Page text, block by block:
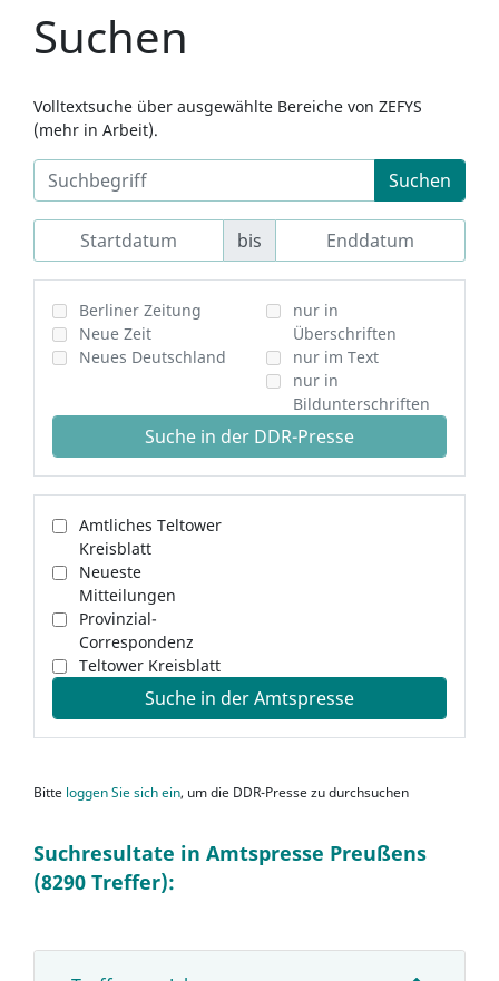
Suchen
Volltextsuche über ausgewählte Bereiche von ZEFYS
(mehr in Arbeit).
Suchen
bis
Berliner Zeitung
Neue Zeit
Neues Deutschland
nur in
Überschriften
nur im Text
nur in
Bildunterschriften
Suche in der DDR-Presse
Amtliches Teltower
Kreisblatt
Neueste
Mitteilungen
Provinzial-
Correspondenz
Teltower Kreisblatt
Suche in der Amtspresse
Bitte loggen Sie sich ein, um die DDR-Presse zu durchsuchen
Suchresultate in Amtspresse Preußens
(8290 Treffer):